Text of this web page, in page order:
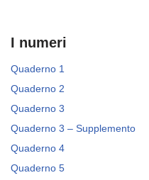
I numeri
Quaderno 1
Quaderno 2
Quaderno 3
Quaderno 3 – Supplemento
Quaderno 4
Quaderno 5